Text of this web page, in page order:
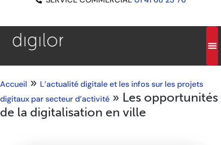
Accueil » L’actualité digitale et les infos sur les projets
digitaux par secteur d’activité » Les opportunités
de la digitalisation en ville